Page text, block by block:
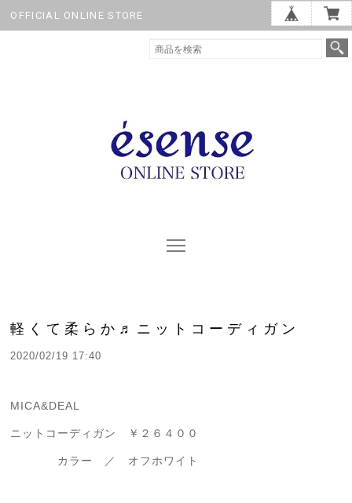
OFFICIAL ONLINE STORE
軽くて柔らか♬ニットコーディガン
2020/02/19 17:40
MICA&DEAL
ニットコーディガン ￥２６４００
カラー ／ オフホワイト